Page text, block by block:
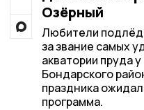
Озёрный
Любители
за звание самых
акватории пруда
Бондарского
праздника
программа.